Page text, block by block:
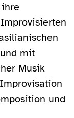
mit
Musik
und